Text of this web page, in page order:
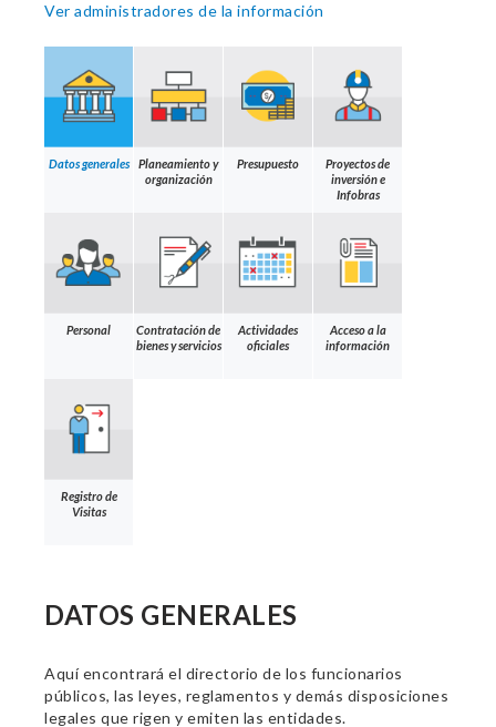
Ver administradores de la información
Datos generales
Planeamiento y
organización
Presupuesto
Proyectos de
inversión e
Infobras
Personal
Contratación de
bienes y servicios
Actividades
oficiales
Acceso a la
información
Registro de
Visitas
DATOS GENERALES
Aquí encontrará el directorio de los funcionarios
públicos, las leyes, reglamentos y demás disposiciones
legales que rigen y emiten las entidades.